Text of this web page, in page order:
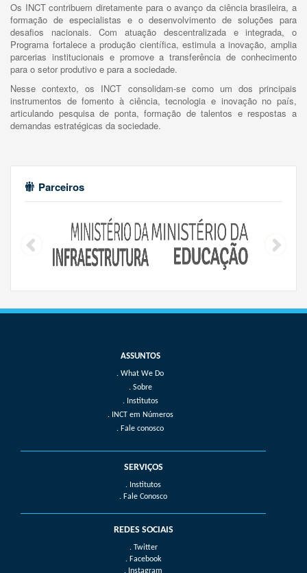
Os INCT contribuem diretamente para o avanço da ciência brasileira, a
formação de especialistas e o desenvolvimento de soluções para
desafios nacionais. Com atuação descentralizada e integrada, o
Programa fortalece a produção científica, estimula a inovação, amplia
parcerias institucionais e promove a transferência de conhecimento
para o setor produtivo e para a sociedade.
Nesse contexto, os INCT consolidam-se como um dos principais
instrumentos de fomento à ciência, tecnologia e inovação no país,
articulando pesquisa de ponta, formação de talentos e respostas a
demandas estratégicas da sociedade.
Parceiros
What We Do
Sobre
Institutos
INCT em Números
Fale conosco
SERVIÇOS
. Institutos
. Fale Conosco
REDES SOCIAIS
. Twitter
. Facebook
. Instagram